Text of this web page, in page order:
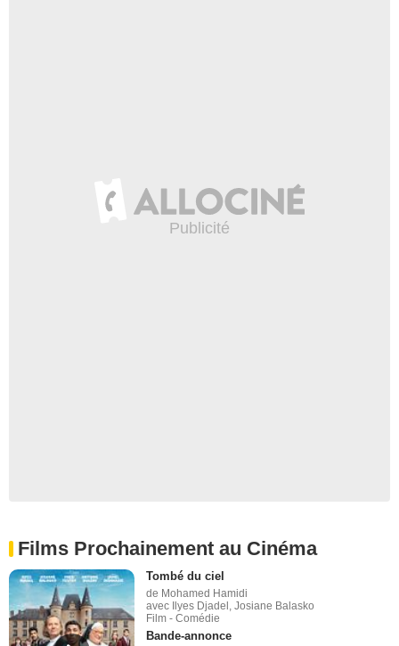
Films Prochainement au Cinéma
Tombé du ciel
de Mohamed Hamidi
avec Ilyes Djadel, Josiane Balasko
Film - Comédie
Bande-annonce